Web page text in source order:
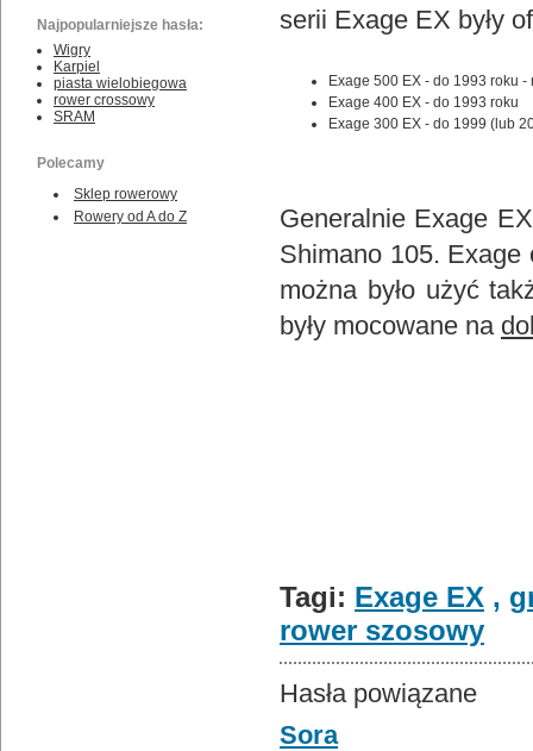
Najpopularniejsze hasła:
Wigry
Karpiel
piasta wielobiegowa
rower crossowy
SRAM
Polecamy
Sklep rowerowy
Rowery od A do Z
serii Exage EX były
Exage 500 EX - do 1993 roku
Exage 400 EX - do 1993 roku
Exage 300 EX - do 1999 (lub
Generalnie Exage
Shimano 105. Exage
można było użyć
były mocowane na
Tagi: Exage EX ,
rower szosowy
Hasła powiązane
Sora